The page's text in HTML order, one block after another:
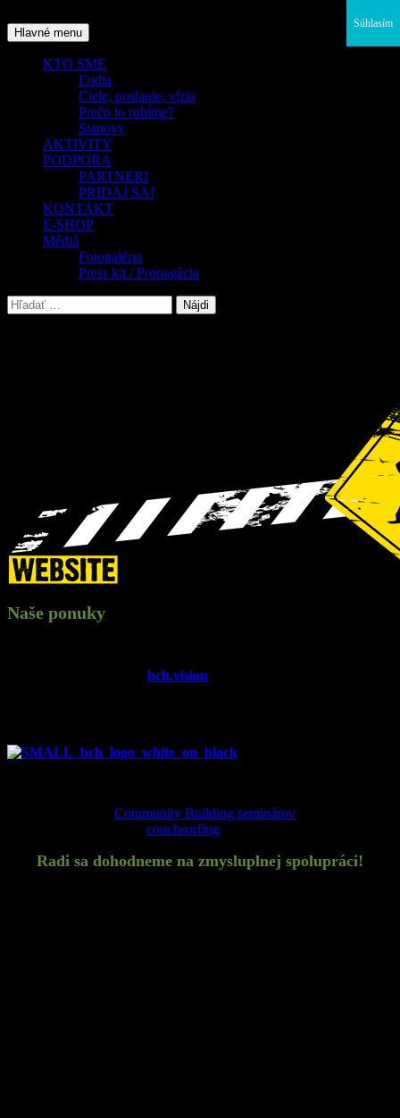
na
obsah
Hľadať
Hlavné menu
KTO SME
Ľudia
Ciele, poslanie, vízia
Prečo to robíme?
Stanovy
AKTIVITY
PODPORA
PARTNERI
PRIDAJ SA!
KONTAKT
E-SHOP
Médiá
Fotogaléria
Press kit / Propagácia
Hľadať:
Naše ponuky
bch.vision
Community Building seminárov
couchsurfing
Radi sa dohodneme na zmysluplnej spolupráci!
Súhlasím